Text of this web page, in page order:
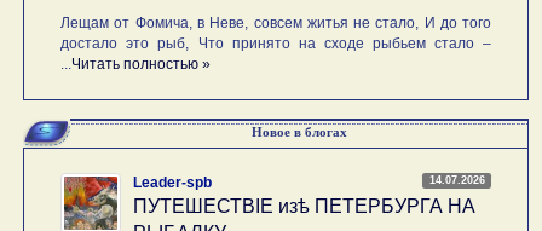
Лещам от Фомича, в Неве, совсем житья не стало, И до того
достало это рыб, Что принято на сходе рыбьем стало –
Читать полностью »
Новое в блогах
14.07.2026
Leader-spb
ПУТЕШЕСТВIE изѣ ПЕТЕРБУРГА НА